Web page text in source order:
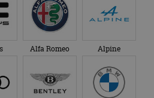
Alfa Romeo Alpine